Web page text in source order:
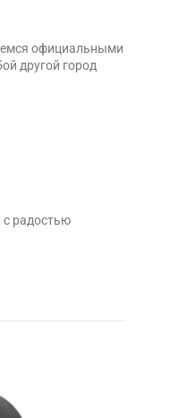
официальными
другой город
с радостью